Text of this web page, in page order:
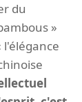
du
»